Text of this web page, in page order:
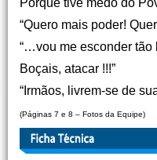
“Quero mais poder!
“…vou me esconder tão
Boçais, atacar !!!”
“Irmãos, livrem-se de
(Páginas 7 e 8 – Fotos da Equipe)